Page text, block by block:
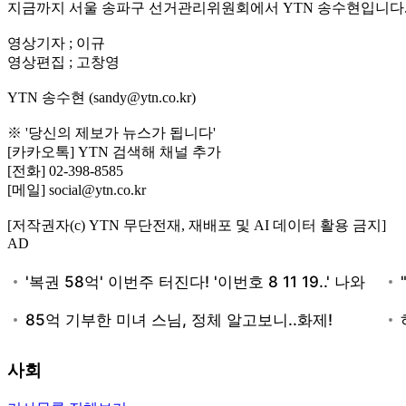
지금까지 서울 송파구 선거관리위원회에서 YTN 송수현입니
영상기자 ; 이규
영상편집 ; 고창영
YTN 송수현 (sandy@ytn.co.kr)
※ '당신의 제보가 뉴스가 됩니다'
[카카오톡] YTN 검색해 채널 추가
[전화] 02-398-8585
[메일] social@ytn.co.kr
[저작권자(c) YTN 무단전재, 재배포 및 AI 데이터 활용 금지]
AD
사회